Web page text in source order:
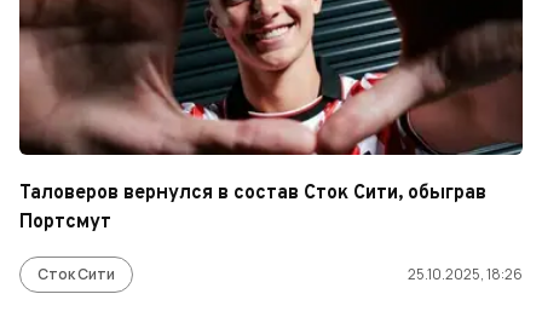
Таловеров вернулся в состав Сток Сити, обыграв
Портсмут
Сток Сити 25.10.2025, 18:26